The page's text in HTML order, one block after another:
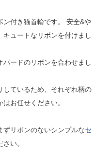
ン付き猫首輪です。 安全&や
ュートなリボンを付けまし
ードのリボンを合わせまし
しているため、それぞれ柄の
お任せください。
ずリボンのないシンプルなセ
い。